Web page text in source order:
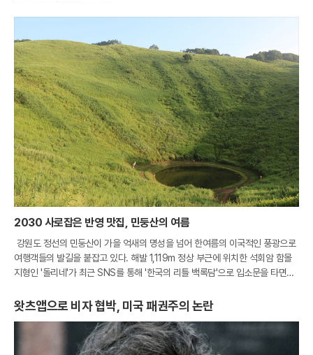
2030 사로잡은 반영 맛집, 민둥산의 여름
강원도 정선의 민둥산이 가을 억새의 명성을 넘어 한여름의 이국적인 풍광으로
여행객들의 발길을 붙잡고 있다. 해발 1,119m 정상 부근에 위치한 석회암 함몰
지형인 '돌리네'가 최근 SNS를 통해 '한국의 리틀 백록담'으로 입소문을 타면서
왓츠앱으로 비자 협박, 미국 패권주의 논란